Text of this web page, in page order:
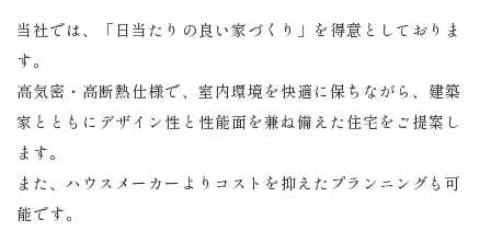
当社では、「日当たりの良い家づくり」を得意としておりま
す。
高気密・高断熱仕様で、室内環境を快適に保ちながら、建築
家とともにデザイン性と性能面を兼ね備えた住宅をご提案し
ます。
また、ハウスメーカーよりコストを抑えたプランニングも可
能です。